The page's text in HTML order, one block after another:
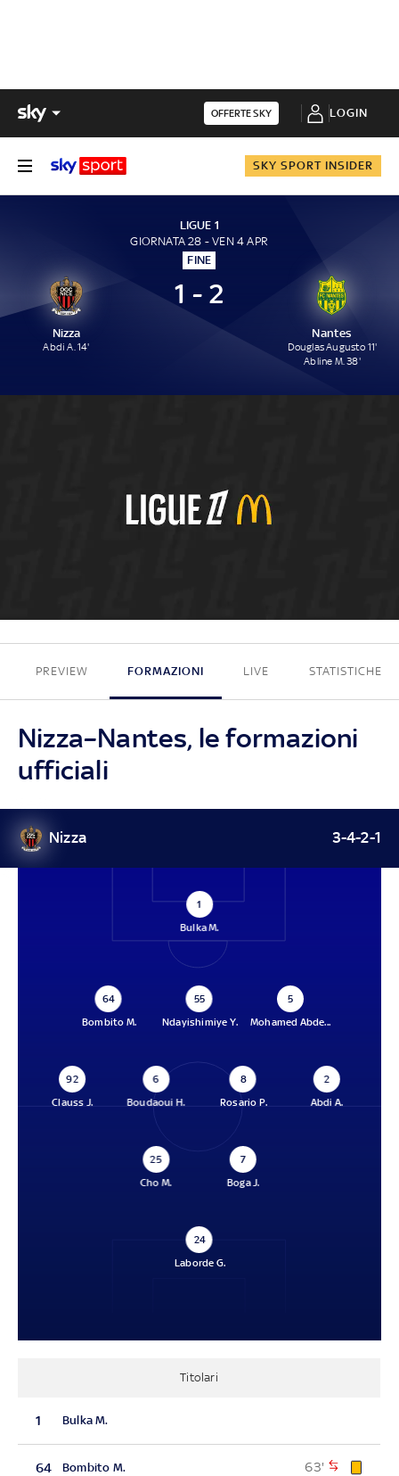
OFFERTE SKY LOGIN
SKY SPORT INSIDER
LIGUE 1
GIORNATA 28 - VEN 4 APR
FINE
Nizza
Abdi A. 14'
1 - 2
Nantes
Douglas Augusto 11'
Abline M. 38'
1 - 2
PREVIEW FORMAZIONI LIVE STATISTICHE
Nizza–Nantes, le formazioni
ufficiali
Nizza 3-4-2-1
1
Bulka M.
64
Bombito M.
55
Ndayishimiye Y.
5
Mohamed Abde...
92
Clauss J.
6
Boudaoui H.
8
Rosario P.
2
Abdi A.
7
Boga J.
25
Cho M.
24
Laborde G.
Titolari
1 Bulka M.
64 Bombito M. 63'